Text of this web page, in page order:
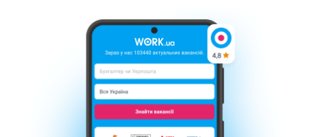
Контакти Про нас
Кар’єра